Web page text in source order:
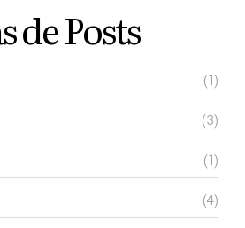
de Posts
(1)
(3)
(1)
(4)